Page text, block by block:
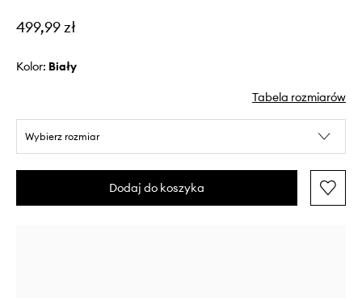
499,99 zł
Kolor: biały
Tabela rozmiarów
Wybierz rozmiar
Dodaj do koszyka